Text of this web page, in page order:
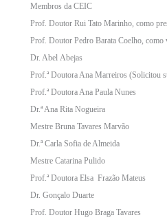
Membros da CEIC
Prof. Doutor Rui Tato Marinho, como
Prof. Doutor Pedro Barata Coelho, como
Dr. Abel Abejas
Prof.ª Doutora Ana Marreiros (Solicitou
Prof.ª Doutora Ana Paula Nunes
Dr.ª Ana Rita Nogueira
Mestre Bruna Tavares Marvão
Dr.ª Carla Sofia de Almeida
Mestre Catarina Pulido
Prof.ª Doutora Elsa Frazão Mateus
Dr. Gonçalo Duarte
Prof. Doutor Hugo Braga Tavares